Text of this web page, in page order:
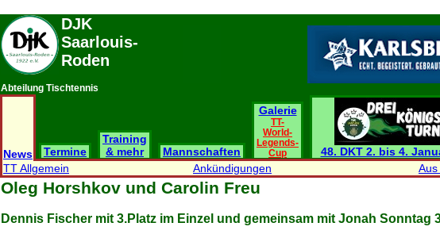
DJK
Saarlouis-
Roden
Abteilung Tischtennis
News Termine
Training
& mehr
Mannschaften
Galerie
TT-
World-
Legends-
Cup
48. DKT 2. bis 4.
TT Allgemein
Ankündigungen
Oleg Horshkov und Carolin Freu
Dennis Fischer mit 3.Platz im Einzel und gemeinsam mit Jonah Sonntag